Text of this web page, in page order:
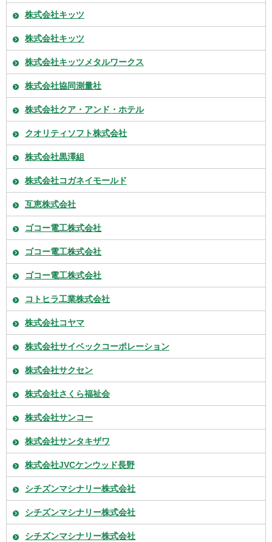
株式会社キッツ
株式会社キッツ
株式会社キッツメタルワークス
株式会社協同測量社
株式会社クア・アンド・ホテル
クオリティソフト株式会社
株式会社黒澤組
株式会社コガネイモールド
互恵株式会社
ゴコー電工株式会社
ゴコー電工株式会社
ゴコー電工株式会社
コトヒラ工業株式会社
株式会社コヤマ
株式会社サイベックコーポレーション
株式会社サクセン
株式会社さくら福祉会
株式会社サンコー
株式会社サンタキザワ
株式会社JVCケンウッド長野
シチズンマシナリー株式会社
シチズンマシナリー株式会社
シチズンマシナリー株式会社